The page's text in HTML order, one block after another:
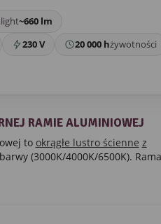
~660 lm
230 V 20 000 hżywotności
RAMIE ALUMINIOWEJ
to okrągłe lustro ścienne z
(3000K/4000K/6500K). Rama